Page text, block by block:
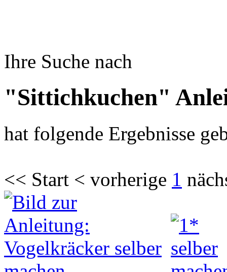
Ihre Suche nach
"Sittichkuchen"
hat folgende Ergebnisse
<< Start < vorherige 1